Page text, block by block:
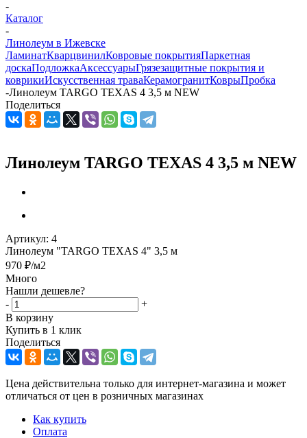
-
Каталог
-
Линолеум в Ижевске
ЛаминатКварцвинилКовровые покрытияПаркетная
доскаПодложкаАксессуарыГрязезащитные покрытия и
коврикиИскусственная траваКерамогранитКоврыПробка
-Линолеум TARGO TEXAS 4 3,5 м NEW
Поделиться
Линолеум TARGO TEXAS 4 3,5 м NEW
Артикул: 4
Линолеум "TARGO TEXAS 4" 3,5 м
970 ₽/м2
Много
Нашли дешевле?
-
+
В корзину
Купить в 1 клик
Поделиться
Цена действительна только для интернет-магазина и может
отличаться от цен в розничных магазинах
Как купить
Оплата